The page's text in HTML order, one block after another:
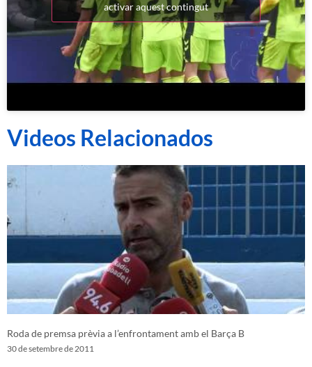
activar aquest contingut
Videos Relacionados
Roda de premsa prèvia a l’enfrontament amb el Barça B
30 de setembre de 2011